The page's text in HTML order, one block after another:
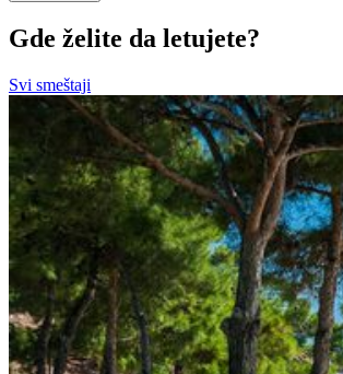
Gde želite da letujete?
Svi smeštaji